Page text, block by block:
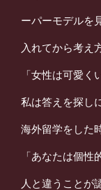
ーパーモデルを
入れてから考え
「女性は可愛く
私は答えを探し
海外留学をした
「あなたは個性
人と違うことが